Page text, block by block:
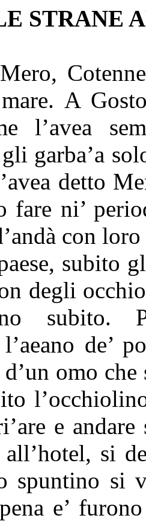
STRANE
A
l’avea
garba’a
detto
fare ni’
con
subito
degli
subito.
l’aeano de’
omo
e
all’hotel, si
spuntino si
e’